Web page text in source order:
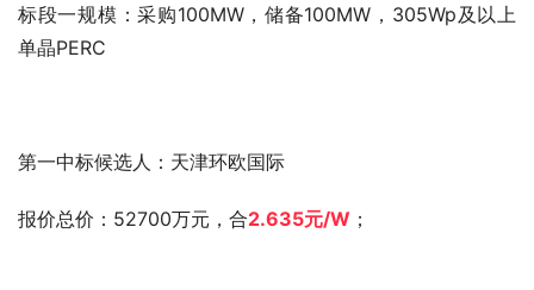
标段一规模：采购100MW，储备100MW，305Wp及以上
单晶PERC
第一中标候选人：天津环欧国际
报价总价：52700万元，合2.635元/W ；